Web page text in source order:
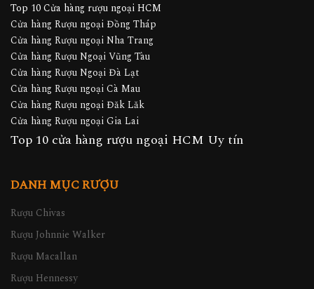
Top 10 Cửa hàng rượu ngoại HCM
Cửa hàng Rượu ngoại Đồng Tháp
Cửa hàng Rượu ngoại Nha Trang
Cửa hàng Rượu Ngoại Vũng Tàu
Cửa hàng Rượu Ngoại Đà Lạt
Cửa hàng Rượu ngoại Cà Mau
Cửa hàng Rượu ngoại Đăk Lăk
Cửa hàng Rượu ngoại Gia Lai
Top 10 cửa hàng rượu ngoại HCM Uy tín
DANH MỤC RƯỢU
Rượu Chivas
Rượu Johnnie Walker
Rượu Macallan
Rượu Hennessy